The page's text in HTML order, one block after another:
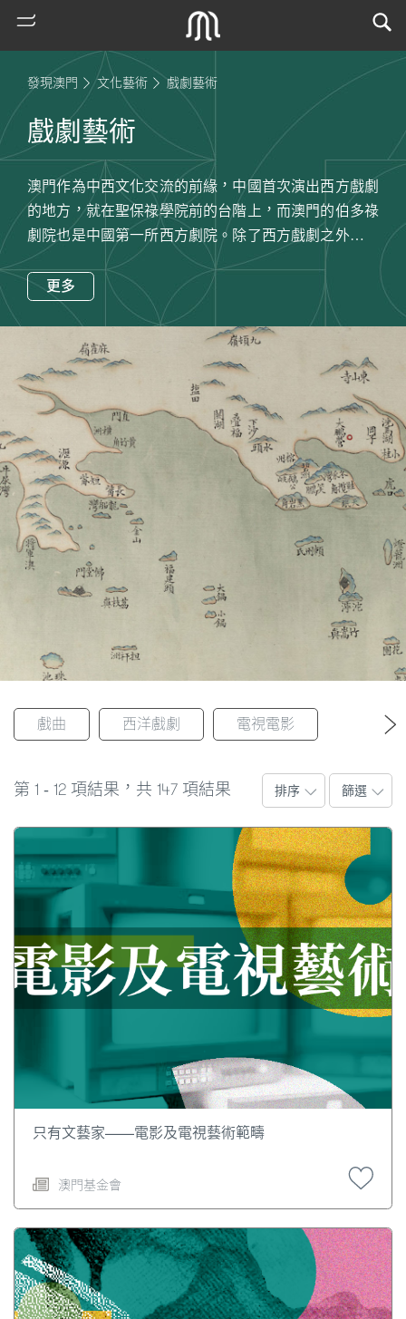
門
搜
古
媽
閣
寺
廟
堂
發現澳門 文化藝術 戲劇藝術
戲劇藝術
澳門作為中西文化交流的前緣，中國首次演出西方戲劇
的地方，就在聖保祿學院前的台階上，而澳門的伯多祿
劇院也是中國第一所西方劇院。除了西方戲劇之外，澳
門的粵劇團體以業餘為主，擔綱各類粵劇、神功戲、社
戲、木偶戲的演出。另外，土生葡人也以「土生土語」
來表演話劇。
近現代澳門話劇藝術，大概起始於1940年代，產生出前
鋒劇社、綠光劇社、起來劇社、曉鐘劇社、培正暴風劇
社、粵華中學話劇社等組織。進入1950年代，海燕劇社
在澳門戲劇界中佔有舉足輕重的地位，校園戲劇亦趨向
活躍，同時又開始出現以澳門為題材的歌劇演出。自
1970年代起，曉角戲劇研進社成立，標誌著澳門話劇藝
術發展進入百花齊放的新里程，而澳門戲劇協會於1998
年成立，更標誌著澳門戲劇愛好者的集合，群策群力共
同促進發展。
更多
戲曲 西洋戲劇 電視電影 返
第 1 - 12 項結果，共 147 項結果 排序 篩選
只有文藝家——電影及電視藝術範疇
澳門基金會